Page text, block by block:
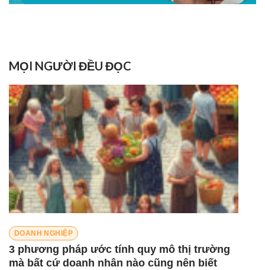
MỌI NGƯỜI ĐỀU ĐỌC
DOANH NGHIỆP
3 phương pháp ước tính quy mô thị trường
mà bất cứ doanh nhân nào cũng nên biết